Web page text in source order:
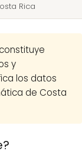
Rica
y
los datos
de Costa